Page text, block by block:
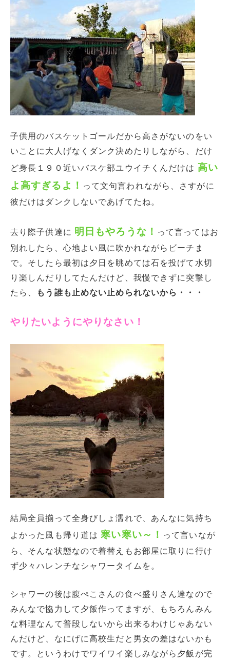
子供用のバスケットゴールだから高さがないのをい
いことに大人げなくダンク決めたりしながら、だけ
ど身長１９０近いバスケ部ユウイチくんだけは 高い
よ高すぎるよ！ って文句言われながら、さすがに
彼だけはダンクしないであげてたね。
去り際子供達に 明日もやろうな！ って言ってはお
別れしたら、心地よい風に吹かれながらビーチま
で。そしたら最初は夕日を眺めては石を投げて水切
り楽しんだりしてたんだけど、我慢できずに突撃し
たら、
もう誰も止めない止められないから・・・
やりたいようにやりなさい！
結局全員揃って全身びしょ濡れで、あんなに気持ち
よかった風も帰り道は寒い寒い～！ って言いなが
ら、そんな状態なので着替えもお部屋に取りに行け
ず少々ハレンチなシャワータイムを。
シャワーの後は腹ぺこさんの食べ盛りさん達なので
みんなで協力して夕飯作ってますが、もちろんみん
な料理なんて普段しないから出来るわけじゃあない
んだけど、なにげに高校生だと男女の差はないかも
です。というわけでワイワイ楽しみながら夕飯が完